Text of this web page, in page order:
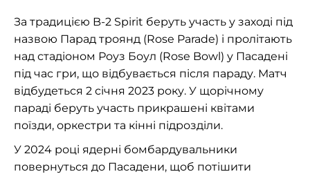
За традицією B-2 Spirit беруть участь у заході під
назвою Парад троянд (Rose Parade) і пролітають
над стадіоном Роуз Боул (Rose Bowl) у Пасадені
під час гри, що відбувається після параду. Матч
відбудеться 2 січня 2023 року. У щорічному
параді беруть участь прикрашені квітами
поїзди, оркестри та кінні підрозділи.
У 2024 році ядерні бомбардувальники
повернуться до Пасадени, щоб потішити